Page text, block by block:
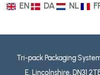
EN DA NL
Tri-pack Packaging
E. Lincolnshire, DN31